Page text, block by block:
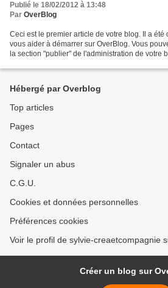
Publié le 18/02/2012 à 13:48
Par OverBlog
Ceci est le premier article de votre blog. Il a
vous aider à démarrer sur OverBlog. Vous
la section "publier" de l'administration de votre
Hébergé par Overblog
Top articles
Pages
Contact
Signaler un abus
C.G.U.
Cookies et données personnelles
Préférences cookies
Voir le profil de sylvie-creaetcompagnie
Créer un blog sur